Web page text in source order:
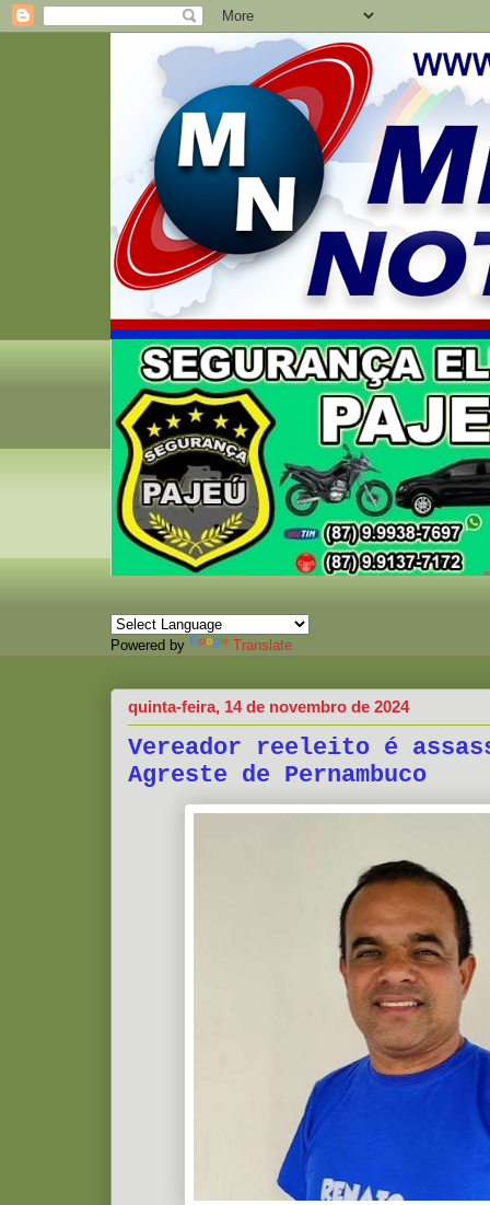
Powered by Translate
quinta-feira, 14 de novembro de 2024
Vereador reeleito é
Agreste de Pernambuco